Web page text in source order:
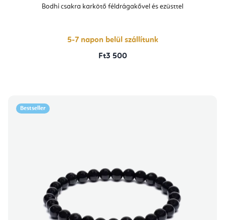
Bodhi csakra karkötő féldrágakővel és ezüsttel
átlagos
értékelése
csillag.
5-7 napon belül szállítunk
Ft3 500
Bestseller